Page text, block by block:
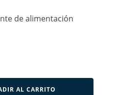
de alimentación
AL CARRITO